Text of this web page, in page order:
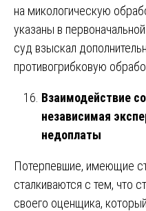
на микологическую
указаны в
суд взыскал
противогрибковую
Взаимодействие
независимая
недоплаты
Потерпевшие, имеющие
сталкиваются с тем, что
своего оценщика,